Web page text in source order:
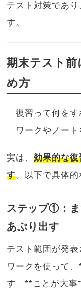
テスト対策であり
す。
期末テスト
め方
「復習って何を
「ワークやノー
実は、効果的な
す。以下で具体的
ステップ①：
あぶり出す
テスト範囲が発
ワークを使って
す」**ことが大事